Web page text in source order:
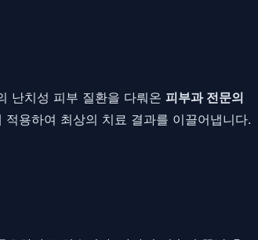
난치성 피부 질환을 다뤄온 피부과 전문의
용하여 최상의 치료 결과를 이끌어냅니다.